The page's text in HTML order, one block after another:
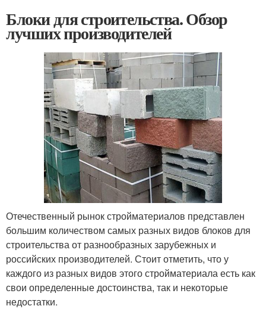
Блоки для строительства. Обзор
лучших производителей
Отечественный рынок стройматериалов представлен
большим количеством самых разных видов блоков для
строительства от разнообразных зарубежных и
российских производителей. Стоит отметить, что у
каждого из разных видов этого стройматериала есть как
свои определенные достоинства, так и некоторые
недостатки.